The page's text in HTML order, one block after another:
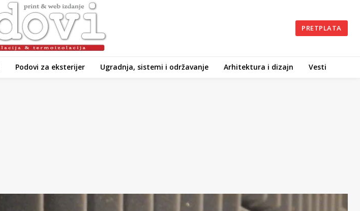
PRETPLATA
Podovi za eksterijer Ugradnja, sistemi i održavanje Arhitektura i dizajn Vesti